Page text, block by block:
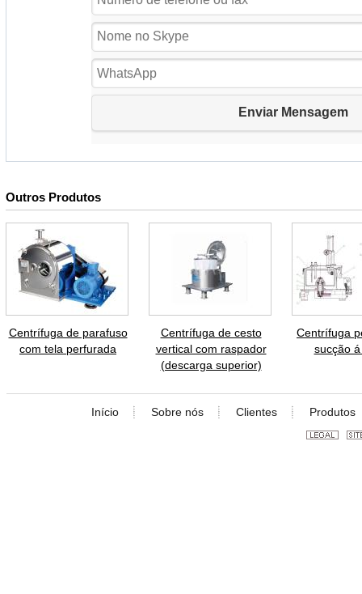
Outros Produtos
Centrífuga de parafuso
com tela perfurada
Centrífuga de cesto
vertical com raspador
(descarga superior)
Centrífuga
sucção
Início Sobre nós Clientes Produtos